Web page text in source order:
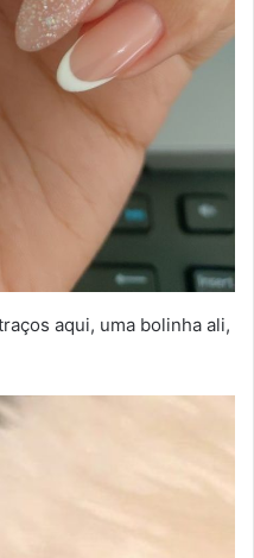
aqui, uma bolinha ali,